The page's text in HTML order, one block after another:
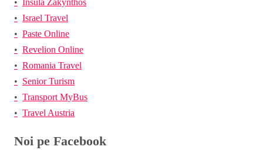
Insula Zakynthos
Israel Travel
Paste Online
Revelion Online
Romania Travel
Senior Turism
Transport MyBus
Travel Austria
Noi pe Facebook